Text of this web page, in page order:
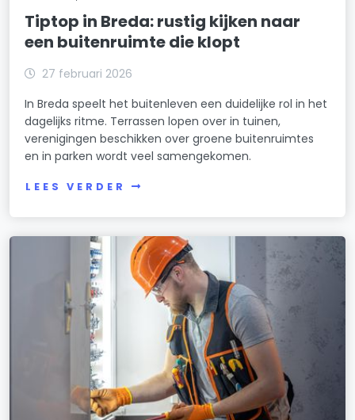
Tiptop in Breda: rustig kijken naar
een buitenruimte die klopt
27 februari 2026
In Breda speelt het buitenleven een duidelijke rol in het
dagelijks ritme. Terrassen lopen over in tuinen,
verenigingen beschikken over groene buitenruimtes
en in parken wordt veel samengekomen.
LEES VERDER